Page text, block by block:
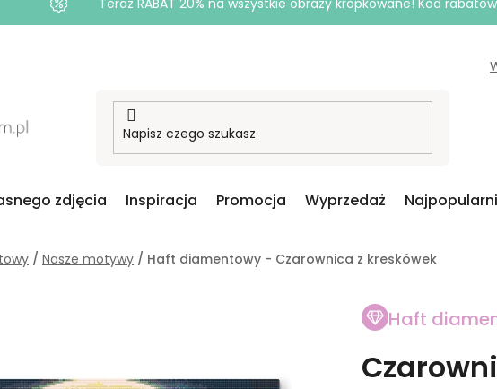
Teraz RABAT 20% na wszystkie obrazy kropkowane! Kod
zdjęcia Inspiracja Promocja Wyprzedaż
/ Nasze motywy / Haft diamentowy - Czarownica z kreskówek
Haft